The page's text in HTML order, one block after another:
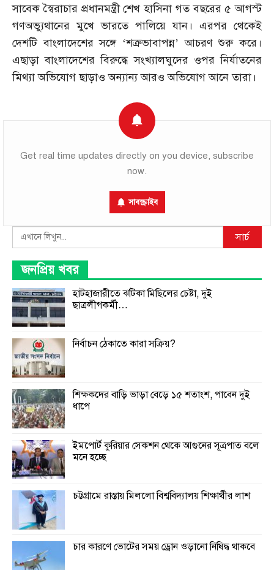
সাবেক স্বৈরাচার প্রধানমন্ত্রী শেখ হাসিনা গত বছরের ৫ আগস্ট
গণঅভ্যুথানের মুখে ভারতে পালিয়ে যান। এরপর থেকেই
দেশটি বাংলাদেশের সঙ্গে ‘শত্রুভাবাপন্ন’ আচরণ শুরু করে।
এছাড়া বাংলাদেশের বিরুদ্ধে সংখ্যালঘুদের ওপর নির্যাতনের
মিথ্যা অভিযোগ ছাড়াও অন্যান্য আরও অভিযোগ আনে তারা।
Get real time updates directly on you device, subscribe
now.
সাবস্ক্রাইব
Search সার্চ
জনপ্রিয় খবর
হাটহাজারীতে ঝটিকা মিছিলের চেষ্টা, দুই
ছাত্রলীগকর্মী…
নির্বাচন ঠেকাতে কারা সক্রিয়?
শিক্ষকদের বাড়ি ভাড়া বেড়ে ১৫ শতাংশ, পাবেন দুই
ধাপে
ইমপোর্ট কুরিয়ার সেকশন থেকে আগুনের সূত্রপাত বলে
মনে হচ্ছে
চট্টগ্রামে রাস্তায় মিললো বিশ্ববিদ্যালয় শিক্ষার্থীর লাশ
চার কারণে ভোটের সময় ড্রোন ওড়ানো নিষিদ্ধ থাকবে